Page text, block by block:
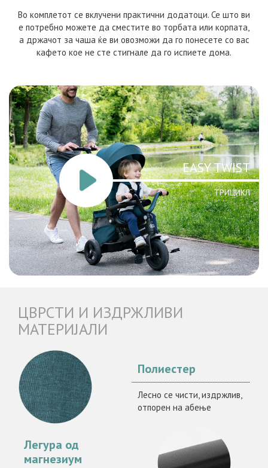
Во комплетот се вклучени практични додатоци. Се што ви
е потребно можете да сместите во торбата или корпата,
а држачот за чаша ќе ви овозможи да го понесете со вас
кафето кое не сте стигнале да го испиете дома.
EASY TWIST
ТРИЦИКЛ
ЦВРСТИ И ИЗДРЖЛИВИ
МАТЕРИЈАЛИ
Полиестер
Лесно се чисти, издржлив,
отпорен на абење
Легура од
магнезиум